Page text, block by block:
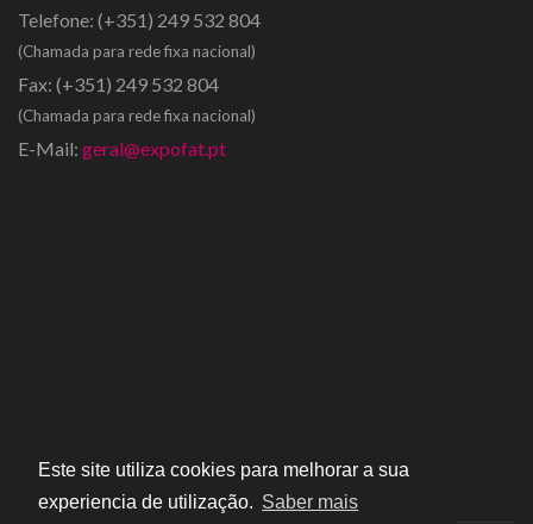
Este site utiliza cookies para melhorar a sua
experiencia de utilização. Saber mais
Telefone: (+351) 249 532 804
(Chamada para rede fixa nacional)
Fax: (+351) 249 532 804
(Chamada para rede fixa nacional)
E-Mail: geral@expofat.pt